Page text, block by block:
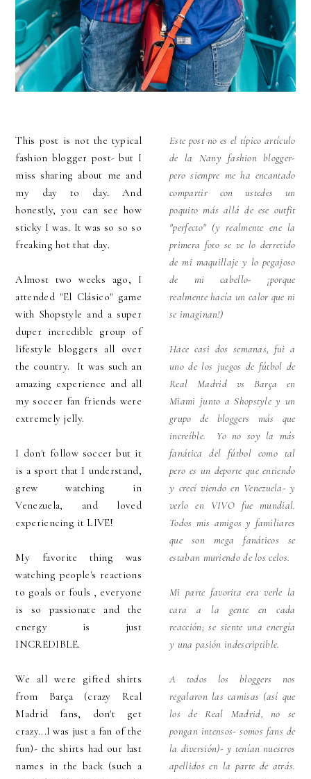
This post is not the typical
fashion blogger post- but I
miss sharing about me and
my day to day. And
honestly, you can see how
sticky I was. It was so so so
freaking hot that day.
Almost two weeks ago, I
attended "El Clásico" game
with Shopstyle and a super
duper incredible group of
lifestyle bloggers all over
the country. It was such an
amazing experience and all
my soccer fan friends were
extremely jelly.
I don't follow soccer but it
is a sport that I understand,
grew watching in
Venezuela, and loved
experiencing it LIVE!
My favorite thing was
watching people's reactions
to goals or fouls , everyone
is so passionate and the
energy is just
INCREDIBLE.
We all were gifted shirts
from Barça (crazy Real
Madrid fans, don't get
crazy...I was just a fan of the
fun)- the shirts had our last
names in the back (such a
Este post no es el típico artículo
de la Nany fashion blogger-
pero siempre me ha encantado
compartir con ustedes un
poquito más allá de ese outfit
"perfecto" (y realmente ene la
primera foto se ve lo derretido
de mi maquillaje y lo pegajoso
de mi cabello- ¡porque
realmente hacía un calor que ni
se imaginan!)
Hace casi dos semanas, fui a
uno de los juegos de fútbol de
Real Madrid vs Barça en
Miami junto a Shopstyle y un
grupo de bloggers más que
increíble. Yo no soy la más
fanática del fútbol como tal
pero es un deporte que entiendo
y crecí viendo en Venezuela- y
verlo en VIVO fue mundial.
Todos mis amigos y familiares
que son mega fanáticos se
estaban muriendo de los celos.
Mi parte favorita era verle la
cara a la gente en cada
reacción; se siente una energía
y una pasión indescriptible.
A todos los bloggers nos
regalaron las camisas (así que
los de Real Madrid, no se
pongan intensos- somos fans de
la diversión)- y tenían nuestros
apellidos en la parte de atrás.